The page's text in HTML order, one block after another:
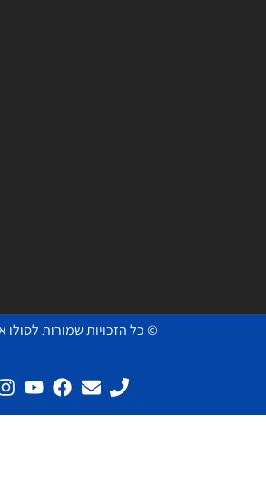
© כל הזכויות שמורות לסולו